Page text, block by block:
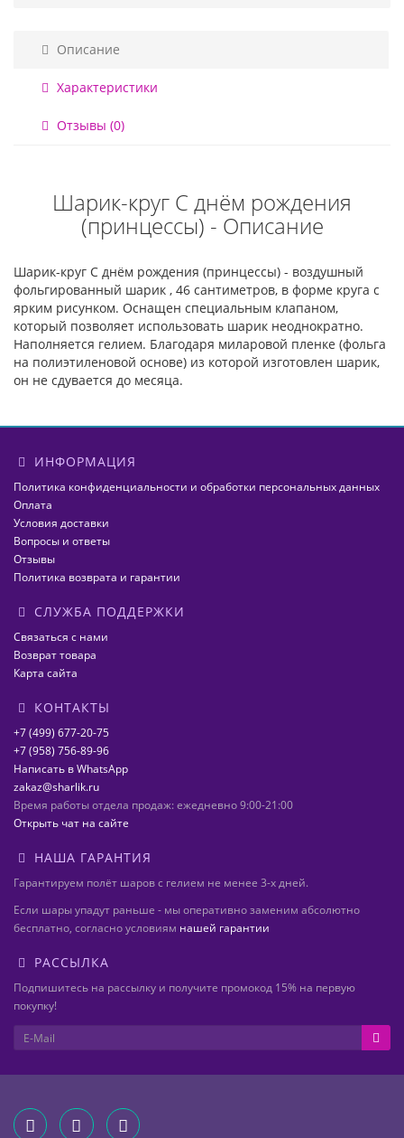
Описание
Характеристики
Отзывы (0)
Шарик-круг С днём рождения
(принцессы) - Описание
Шарик-круг С днём рождения (принцессы) - воздушный
фольгированный шарик , 46 сантиметров, в форме круга с
ярким рисунком. Оснащен специальным клапаном,
который позволяет использовать шарик неоднократно.
Наполняется гелием. Благодаря миларовой пленке (фольга
на полиэтиленовой основе) из которой изготовлен шарик,
он не сдувается до месяца.
ИНФОРМАЦИЯ
Политика конфиденциальности и обработки персональных данных
Оплата
Условия доставки
Вопросы и ответы
Отзывы
Политика возврата и гарантии
СЛУЖБА ПОДДЕРЖКИ
Связаться с нами
Возврат товара
Карта сайта
КОНТАКТЫ
+7 (499) 677-20-75
+7 (958) 756-89-96
Написать в WhatsApp
zakaz@sharlik.ru
Время работы отдела продаж: ежедневно 9:00-21:00
Открыть чат на сайте
НАША ГАРАНТИЯ
Гарантируем полёт шаров с гелием не менее 3-х дней.
Если шары упадут раньше - мы оперативно заменим абсолютно
бесплатно, согласно условиям нашей гарантии
РАССЫЛКА
Подпишитесь на рассылку и получите промокод 15% на первую
покупку!